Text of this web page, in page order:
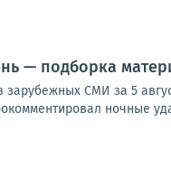
— подборка
СМИ за 5
ночные